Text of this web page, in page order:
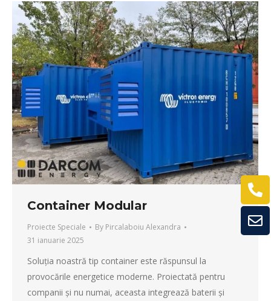
Container Modular
Proiecte Speciale By Pircalaboiu Alexandra
31 ianuarie 2025
Soluția noastră tip container este răspunsul la
provocările energetice moderne. Proiectată pentru
companii și nu numai, aceasta integrează baterii și